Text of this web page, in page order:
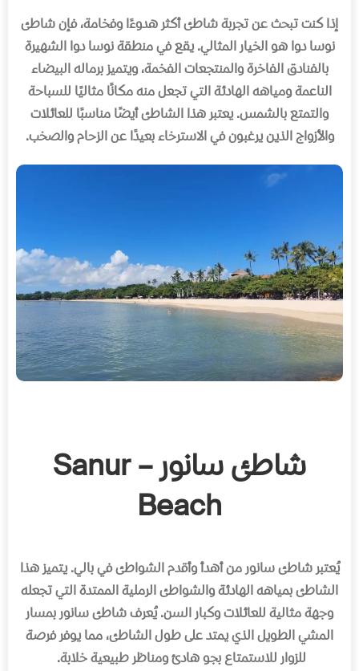
إذا كنت تبحث عن تجربة شاطئ أكثر هدوءًا وفخامة، فإن شاطئ
نوسا دوا هو الخيار المثالي.يقع في منطقة نوسا دوا الشهيرة
بالفنادق الفاخرة والمنتجعات الفخمة، ويتميز برماله البيضاء
الناعمة ومياهه الهادئة التي تجعل منه مكانًا مثاليًا للسباحة
والتمتع بالشمس.يعتبر هذا الشاطئ أيضًا مناسبًا للعائلات
والأزواج الذين يرغبون في الاسترخاء بعيدًا عن الزحام والصخب.
شاطئ سانور – Sanur
Beach
يُعتبر شاطئ سانور من أهدأ وأقدم الشواطئ في بالي.يتميز هذا
الشاطئ بمياهه الهادئة والشواطئ الرملية الممتدة التي تجعله
وجهة مثالية للعائلات وكبار السن.يُعرف شاطئ سانور بمسار
المشي الطويل الذي يمتد على طول الشاطئ، مما يوفر فرصة
للزوار للاستمتاع بجو هادئ ومناظر طبيعية خلابة.